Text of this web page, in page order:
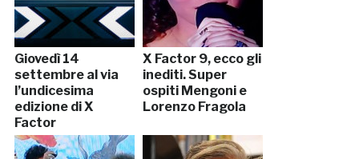
Giovedì 14
settembre al via
l’undicesima
edizione di X
Factor
X Factor 9, ecco gli
inediti. Super
ospiti Mengoni e
Lorenzo Fragola